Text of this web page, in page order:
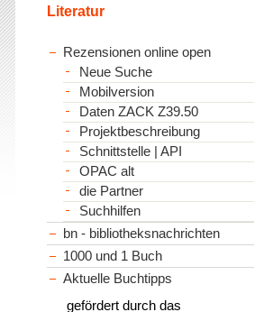
Literatur
Rezensionen online open
Neue Suche
Mobilversion
Daten ZACK Z39.50
Projektbeschreibung
Schnittstelle | API
OPAC alt
die Partner
Suchhilfen
bn - bibliotheksnachrichten
1000 und 1 Buch
Aktuelle Buchtipps
gefördert durch das